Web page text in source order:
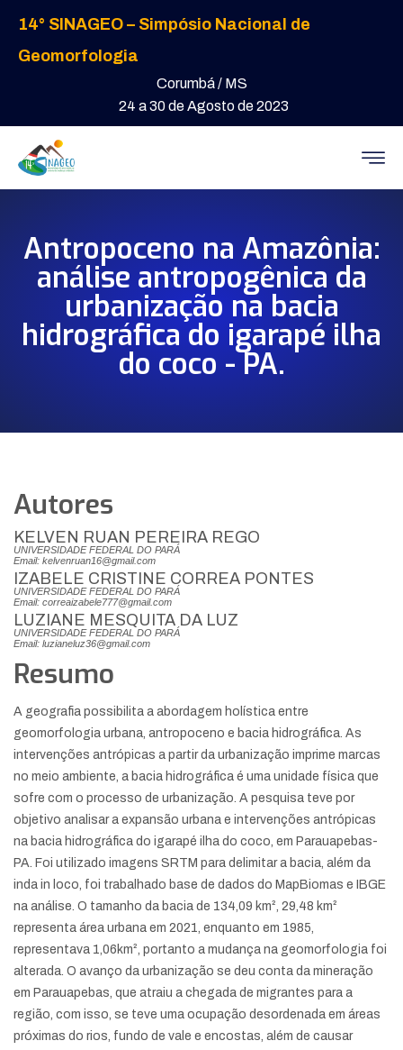
14° SINAGEO – Simpósio Nacional de
Geomorfologia
Corumbá / MS
24 a 30 de Agosto de 2023
Antropoceno na Amazônia:
análise antropogênica da
urbanização na bacia
hidrográfica do igarapé ilha
do coco - PA.
Autores
KELVEN RUAN PEREIRA REGO
UNIVERSIDADE FEDERAL DO PARÁ
Email: kelvenruan16@gmail.com
IZABELE CRISTINE CORREA PONTES
UNIVERSIDADE FEDERAL DO PARÁ
Email: correaizabele777@gmail.com
LUZIANE MESQUITA DA LUZ
UNIVERSIDADE FEDERAL DO PARÁ
Email: luzianeluz36@gmail.com
Resumo
A geografia possibilita a abordagem holística entre
geomorfologia urbana, antropoceno e bacia hidrográfica. As
intervenções antrópicas a partir da urbanização imprime marcas
no meio ambiente, a bacia hidrográfica é uma unidade física que
sofre com o processo de urbanização. A pesquisa teve por
objetivo analisar a expansão urbana e intervenções antrópicas
na bacia hidrográfica do igarapé ilha do coco, em Parauapebas-
PA. Foi utilizado imagens SRTM para delimitar a bacia, além da
inda in loco, foi trabalhado base de dados do MapBiomas e IBGE
na análise. O tamanho da bacia de 134,09 km², 29,48 km²
representa área urbana em 2021, enquanto em 1985,
representava 1,06km², portanto a mudança na geomorfologia foi
alterada. O avanço da urbanização se deu conta da mineração
em Parauapebas, que atraiu a chegada de migrantes para a
região, com isso, se teve uma ocupação desordenada em áreas
próximas do rios, fundo de vale e encostas, além de causar